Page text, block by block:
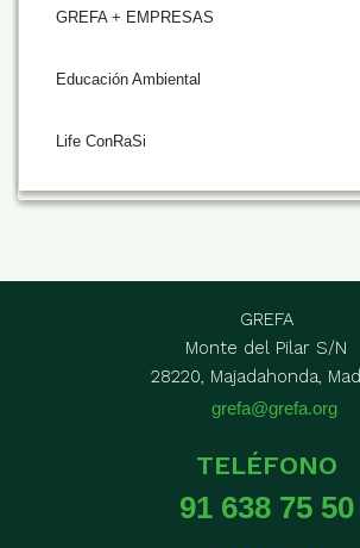
GREFA + EMPRESAS
Educación Ambiental
Life ConRaSi
GREFA
Monte del Pilar S/N
28220, Majadahonda,
grefa@grefa.org
TELÉFONO
91 638 75 50